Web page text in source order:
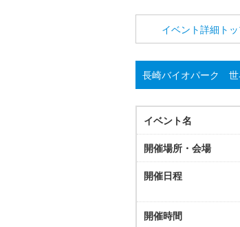
イベント詳細 ト
長崎バイオパーク 世
イベント名
開催場所・会場
開催日程
開催時間